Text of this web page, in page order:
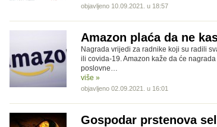
objavljeno 10.09.2021. u 18:57
Amazon plaća da ne
Nagrada vrijedi za radnike koji su radili
ili covida-19. Amazon kaže da će
poslovne…
više »
objavljeno 02.09.2021. u 16:01
Gospodar prstenova